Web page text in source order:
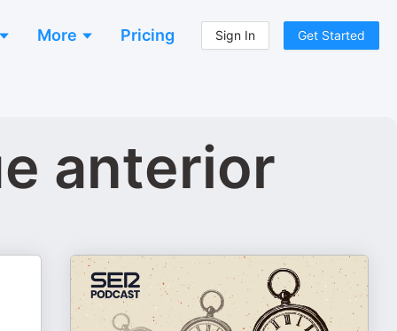
More Pricing Sign In Get Started
anterior